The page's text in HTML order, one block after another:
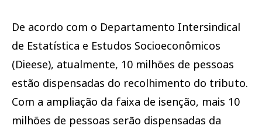
De acordo com o Departamento Intersindical
de Estatística e Estudos Socioeconômicos
(Dieese), atualmente, 10 milhões de pessoas
estão dispensadas do recolhimento do tributo.
Com a ampliação da faixa de isenção, mais 10
milhões de pessoas serão dispensadas da